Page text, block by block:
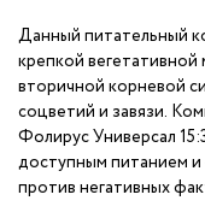
Данный питательный
крепкой вегетативной
вторичной корневой
соцветий и завязи.
Фолирус Универсал
доступным питанием
против негативных